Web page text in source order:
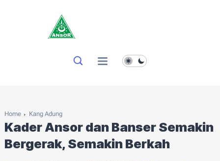
Home Kang Adung
Kader Ansor dan Banser Semakin
Bergerak, Semakin Berkah